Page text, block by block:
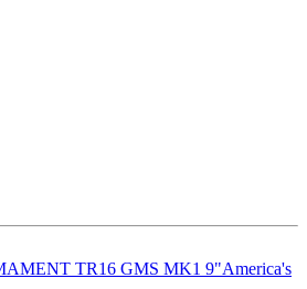
TR16 GMS MK1 9"America's